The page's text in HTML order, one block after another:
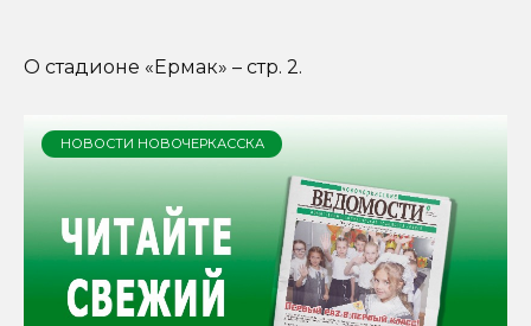
О стадионе «Ермак» – стр. 2.
НОВОСТИ НОВОЧЕРКАССКА